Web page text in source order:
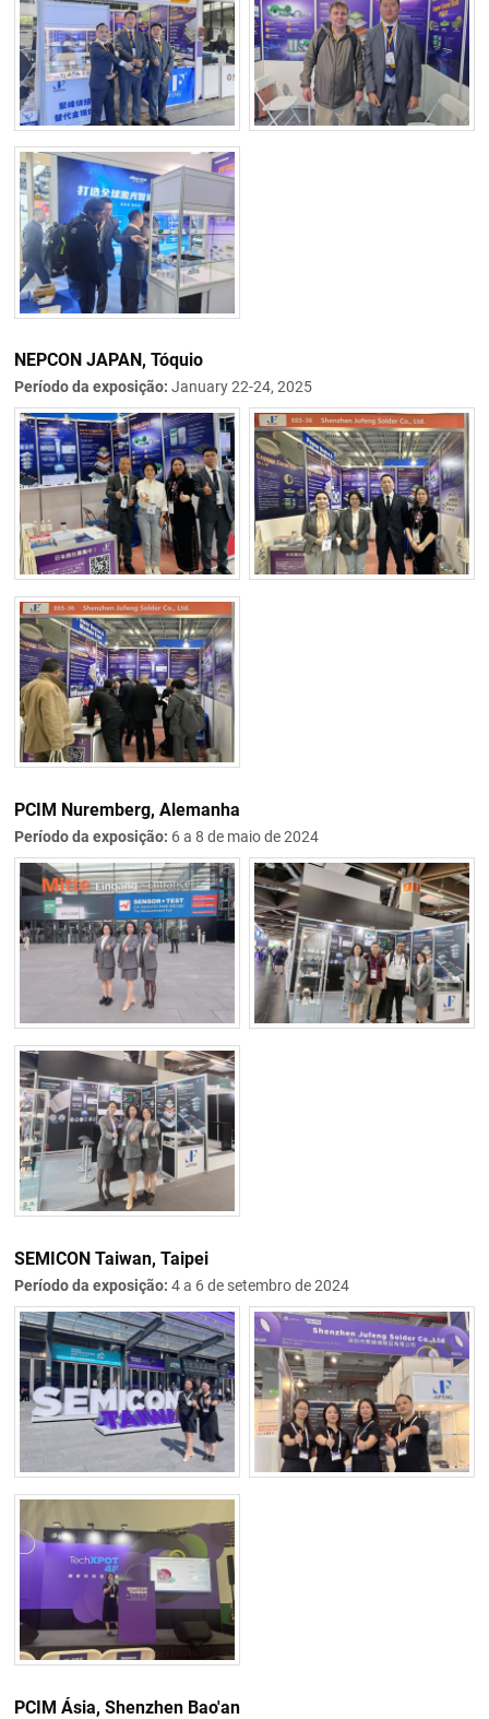
NEPCON JAPAN, Tóquio
Período da exposição:January 22-24, 2025
PCIM Nuremberg, Alemanha
Período da exposição: 6 a 8 de maio de 2024
SEMICON Taiwan, Taipei
Período da exposição:4 a 6 de setembro de 2024
PCIM Ásia, Shenzhen Bao'an